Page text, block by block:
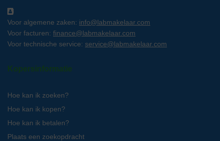
Voor algemene zaken: info@labmakelaar.com
Voor facturen: finance@labmakelaar.com
Voor technische service: service@labmakelaar.com
Kopersinformatie
Hoe kan ik zoeken?
Hoe kan ik kopen?
Hoe kan ik betalen?
Plaats een zoekopdracht